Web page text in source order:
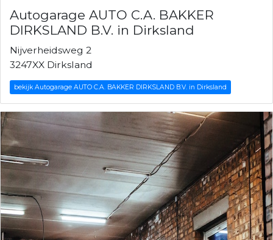
Autogarage AUTO C.A. BAKKER
DIRKSLAND B.V. in Dirksland
Nijverheidsweg 2
3247XX Dirksland
bekijk Autogarage AUTO C.A. BAKKER DIRKSLAND B.V. in Dirksland